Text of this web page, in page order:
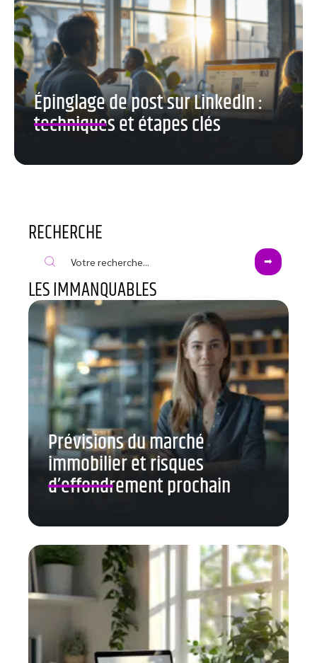
Épinglage de post sur LinkedIn :
techniques et étapes clés
RECHERCHE
LES IMMANQUABLES
Prévisions du marché
immobilier et risques
d’effondrement prochain